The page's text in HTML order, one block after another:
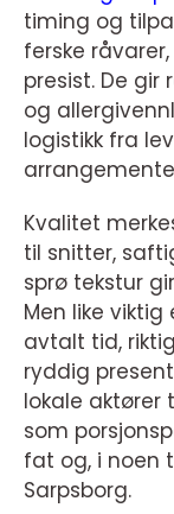
timing og
ferske
presist. De
og
logistikk fra
Kvalitet
til snitter,
sprø tekstur
Men like
avtalt tid,
ryddig
lokale aktører
som
fat og, i noen
Sarpsborg.